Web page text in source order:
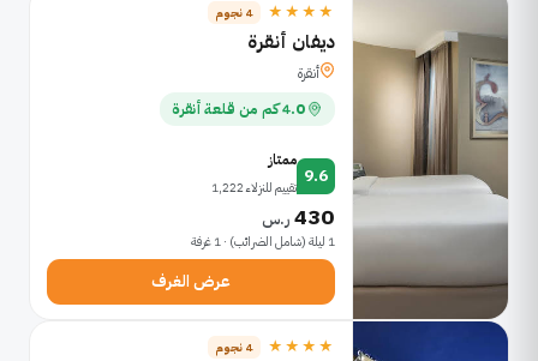
★★★★ 4 نجوم
ديفان أنقرة
أنقرة
4.0 كم من قلعة أنقرة
9.6
ممتاز
تقييم للنزلاء 1,222
430 ر.س
1 ليلة (شامل الضرائب) · 1 غرفة
عرض الغرف
★★★★ 4 نجوم